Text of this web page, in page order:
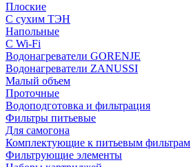
Плоские
С сухим ТЭН
Напольные
С Wi-Fi
Водонагреватели GORENJE
Водонагреватели ZANUSSI
Малый объем
Проточные
Водоподготовка и фильтрация
Фильтры питьевые
Для самогона
Комплектующие к питьевым фильтрам
Фильтрующие элементы